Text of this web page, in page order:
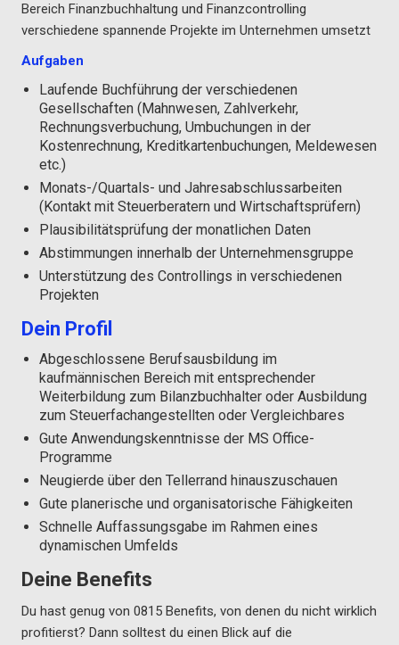
Bereich Finanzbuchhaltung und Finanzcontrolling
verschiedene spannende Projekte im Unternehmen umsetzt
Aufgaben
Laufende Buchführung der verschiedenen
Gesellschaften (Mahnwesen, Zahlverkehr,
Rechnungsverbuchung, Umbuchungen in der
Kostenrechnung, Kreditkartenbuchungen, Meldewesen
etc.)
Monats-/Quartals- und Jahresabschlussarbeiten
(Kontakt mit Steuerberatern und Wirtschaftsprüfern)
Plausibilitätsprüfung der monatlichen Daten
Abstimmungen innerhalb der Unternehmensgruppe
Unterstützung des Controllings in verschiedenen
Projekten
Dein Profil
Abgeschlossene Berufsausbildung im
kaufmännischen Bereich mit entsprechender
Weiterbildung zum Bilanzbuchhalter oder Ausbildung
zum Steuerfachangestellten oder Vergleichbares
Gute Anwendungskenntnisse der MS Office-
Programme
Neugierde über den Tellerrand hinauszuschauen
Gute planerische und organisatorische Fähigkeiten
Schnelle Auffassungsgabe im Rahmen eines
dynamischen Umfelds
Deine Benefits
Du hast genug von 0815 Benefits, von denen du nicht wirklich
profitierst? Dann solltest du einen Blick auf die